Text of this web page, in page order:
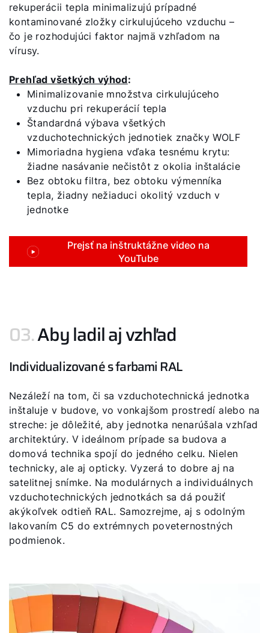
rekuperácii tepla minimalizujú prípadné
kontaminované zložky cirkulujúceho vzduchu –
čo je rozhodujúci faktor najmä vzhľadom na
vírusy.
Prehľad všetkých výhod:
Minimalizovanie množstva cirkulujúceho
vzduchu pri rekuperácií tepla
Štandardná výbava všetkých
vzduchotechnických jednotiek značky WOLF
Mimoriadna hygiena vďaka tesnému krytu:
žiadne nasávanie nečistôt z okolia inštalácie
Bez obtoku filtra, bez obtoku výmenníka
tepla, žiadny nežiaduci okolitý vzduch v
jednotke
Prejsť na inštruktážne video na
YouTube
03.Aby ladil aj vzhľad
Individualizované s farbami RAL
Nezáleží na tom, či sa vzduchotechnická jednotka
inštaluje v budove, vo vonkajšom prostredí alebo na
streche: je dôležité, aby jednotka nenarúšala vzhľad
architektúry. V ideálnom prípade sa budova a
domová technika spojí do jedného celku. Nielen
technicky, ale aj opticky. Vyzerá to dobre aj na
satelitnej snímke. Na modulárnych a individuálnych
vzduchotechnických jednotkách sa dá použiť
akýkoľvek odtieň RAL. Samozrejme, aj s odolným
lakovaním C5 do extrémnych poveternostných
podmienok.